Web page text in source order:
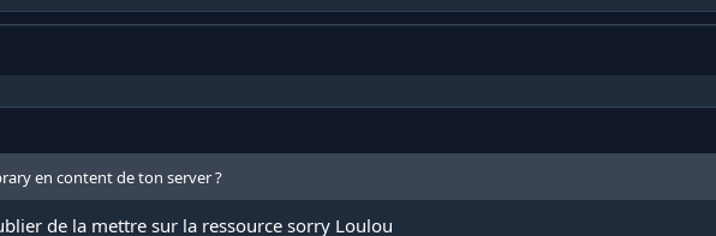
- addons/sstart/lua/autorun/client/start.lua:24 (x26)
en content de ton server ?
de la mettre sur la ressource sorry Loulou